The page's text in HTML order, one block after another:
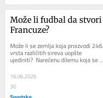
Može li fudbal da stvori
Francuze?
Može li se zemlja koja proizvodi 246
vrsta različitih sireva uopšte
ujediniti?  Narečenu dilemu koja se
pripisuje Šarlu De Golu fudbal ne
može...
16.06.2026
30